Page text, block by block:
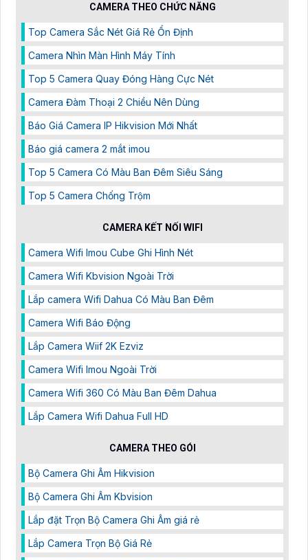
CAMERA THEO CHỨC NĂNG
Top Camera Sắc Nét Giá Rẻ Ổn Định
Camera Nhìn Màn Hình Máy Tính
Top 5 Camera Quay Đóng Hàng Cực Nét
Camera Đàm Thoại 2 Chiều Nên Dùng
Báo Giá Camera IP Hikvision Mới Nhất
Báo giá camera 2 mắt imou
Top 5 Camera Có Màu Ban Đêm Siêu Sáng
Top 5 Camera Chống Trộm
CAMERA KẾT NỐI WIFI
Camera Wifi Imou Cube Ghi Hình Nét
Camera Wifi Kbvision Ngoài Trời
Lắp camera Wifi Dahua Có Màu Ban Đêm
Camera Wifi Báo Động
Lắp Camera Wiif 2K Ezviz
Camera Wifi Imou Ngoài Trời
Camera Wifi 360 Có Màu Ban Đêm Dahua
Lắp Camera Wifi Dahua Full HD
CAMERA THEO GÓI
Bộ Camera Ghi Âm Hikvision
Bộ Camera Ghi Âm Kbvision
Lắp đặt Trọn Bộ Camera Ghi Âm giá rẻ
Lắp Camera Trọn Bộ Giá Rẻ